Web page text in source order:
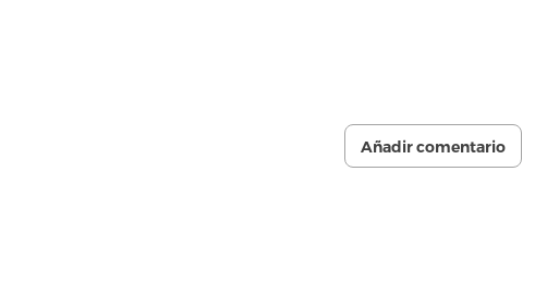
Añadir comentario